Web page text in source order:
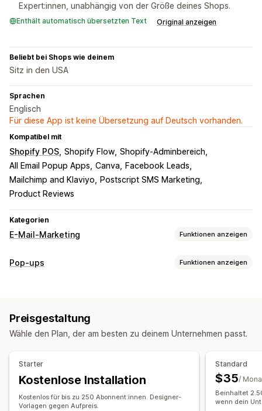
Expert:innen, unabhängig von der Größe deines Shops.
Enthält automatisch übersetzten Text Original anzeigen
Beliebt bei Shops wie deinem
Sitz in den USA
Sprachen
Englisch
Für diese App ist keine Übersetzung auf Deutsch vorhanden.
Kompatibel mit
Shopify POS Shopify Flow Shopify-Adminbereich
All Email Popup Apps Canva
Facebook Leads
Mailchimp and Klaviyo
Postscript SMS Marketing
Product Reviews
Kategorien
E-Mail-Marketing Funktionen anzeigen
Kampagnentypen
Warenkorb-E-Mails
Abgebrochener Warenkorb ​Abgebrochene Suche​
Preissenkungs-E-Mails
E-Mails, wenn Produkte wieder vorrätig sind
Rückgewinnungs-E-Mails Produktempfehlungen
Pop-ups Funktionen anzeigen
Warenkorb-Popups
Countdown Timer Newsletter Formulare Banner
Individuelle Popups
Editor-Tool Vorlagen
Lokalisierung
Preisgestaltung
Wähle den Plan, der am besten zu deinem Unternehmen passt.
Starter
Kostenlose Installation
Kostenlos für bis zu 250 Abonnent:innen. Designer-
Vorlagen gegen Aufpreis.
Standard
$35/
Beinhaltet
wenn dein